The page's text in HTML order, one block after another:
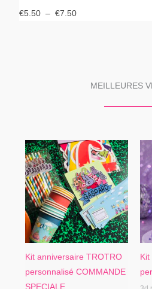
€5.50 – €7.50
MEILLEURES
Kit anniversaire TROTRO
personnalisé COMMANDE
SPECIALE